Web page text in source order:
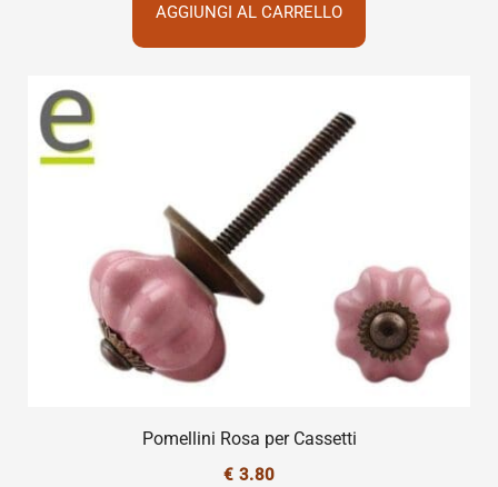
AGGIUNGI AL CARRELLO
Pomellini Rosa per Cassetti
€ 3.80